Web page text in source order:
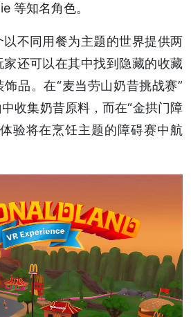
等知名角色。
不同用餐为主题的世界提供两
还可以在其中找到隐藏的收藏
品。在“麦当劳山奶昔挑战赛”
收集奶昔原料，而在“金拱门障
验将在烹饪主题的障碍赛中航